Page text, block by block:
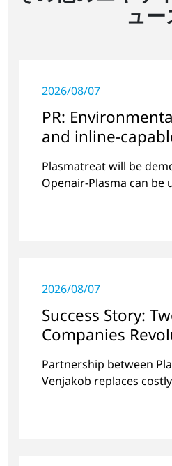
ュー
2026/08/07
PR:
and inline-
pretreatment for
long-lasting
Plasmatreat will be
Openair-Plasma can be
various challenges in
2026/08/07
Success Story:
Companies
Battery Cell
E-Mobility Sector
Partnership between
Venjakob replaces